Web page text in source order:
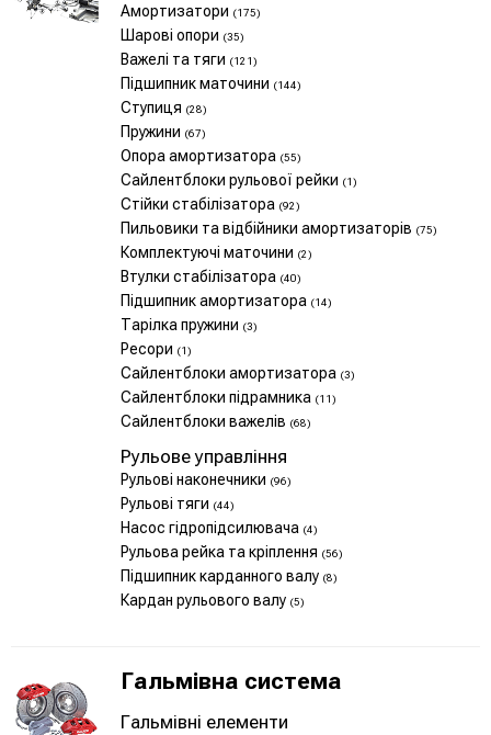
Амортизатори (175)
Шарові опори (35)
Важелі та тяги (121)
Підшипник маточини (144)
Ступиця (28)
Пружини (67)
Опора амортизатора (55)
Сайлентблоки рульової рейки (1)
Стійки стабілізатора (92)
Пильовики та відбійники амортизаторів (75)
Комплектуючі маточини (2)
Втулки стабілізатора (40)
Підшипник амортизатора (14)
Тарілка пружини (3)
Ресори (1)
Сайлентблоки амортизатора (3)
Сайлентблоки підрамника (11)
Сайлентблоки важелів (68)
Рульове управління
Рульові наконечники (96)
Рульові тяги (44)
Насос гідропідсилювача (4)
Рульова рейка та кріплення (56)
Підшипник карданного валу (8)
Кардан рульового валу (5)
Гальмівна система
Гальмівні елементи